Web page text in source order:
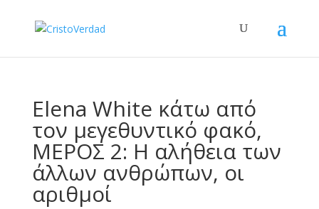
Elena White κάτω από
τον μεγεθυντικό φακό,
ΜΕΡΟΣ 2: Η αλήθεια των
άλλων ανθρώπων, οι
αριθμοί